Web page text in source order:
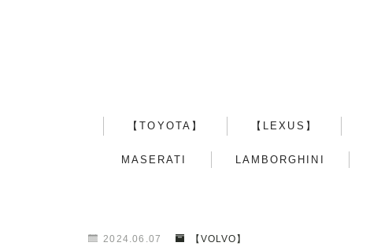
【TOYOTA】 【LEXUS】
MASERATI LAMBORGHINI
2024.06.07 【VOLVO】